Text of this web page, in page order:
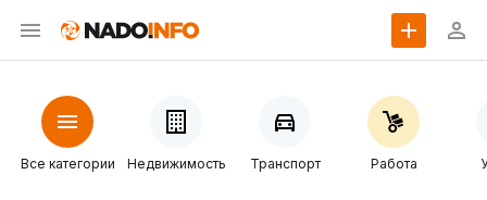
Все категории Недвижимость Транспорт Работа